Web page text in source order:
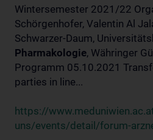
Wintersemester 2021/22
Schörgenhofer, Valentin Al
Schwarzer-Daum,
Pharmakologie, Währinger
Programm 05.10.2021
parties in line...
https://
uns/events/detail/forum-